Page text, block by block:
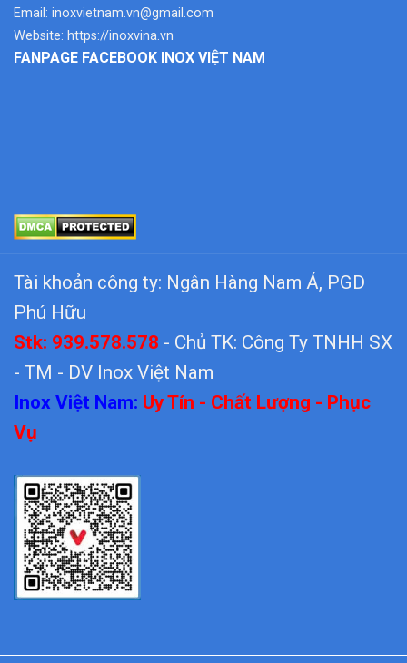
Email: inoxvietnam.vn@gmail.com
Website: https://inoxvina.vn
FANPAGE FACEBOOK INOX VIỆT NAM
Tài khoản công ty: Ngân Hàng Nam Á, PGD
Phú Hữu
Stk: 939.578.578 - Chủ TK: Công Ty TNHH SX
- TM - DV Inox Việt Nam
Inox Việt Nam: Uy Tín - Chất Lượng - Phục
Vụ